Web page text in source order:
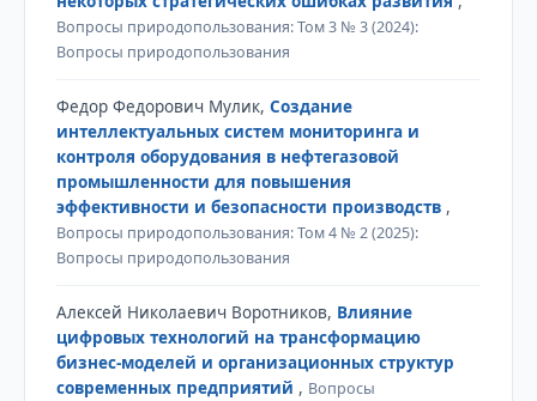
Вопросы природопользования: Том 3 № 3 (2024):
Вопросы природопользования
Федор Федорович Мулик, Создание
интеллектуальных систем мониторинга и
контроля оборудования в нефтегазовой
промышленности для повышения
эффективности и безопасности производств ,
Вопросы природопользования: Том 4 № 2 (2025):
Вопросы природопользования
Алексей Николаевич Воротников, Влияние
цифровых технологий на трансформацию
бизнес-моделей и организационных структур
современных предприятий , Вопросы